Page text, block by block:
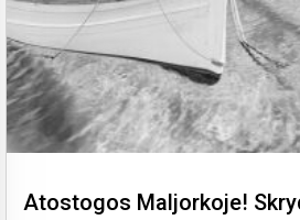
Atostogos Maljorkoje!